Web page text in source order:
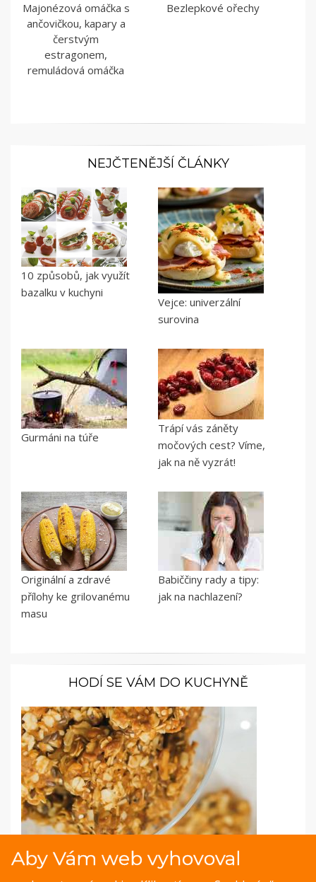
Majonézová omáčka s
ančovičkou, kapary a
čerstvým
estragonem,
remuládová omáčka
Bezlepkové ořechy
NEJČTENĚJŠÍ ČLÁNKY
10 způsobů, jak využít
bazalku v kuchyni
Vejce: univerzální
surovina
Gurmáni na túře
Trápí vás záněty
močových cest? Víme,
jak na ně vyzrát!
Originální a zdravé
přílohy ke grilovanému
masu
Babiččiny rady a tipy:
jak na nachlazení?
HODÍ SE VÁM DO KUCHYNĚ
Fotopostup: Superzdravá ovesná srdíčka
Aby Vám web vyhovoval